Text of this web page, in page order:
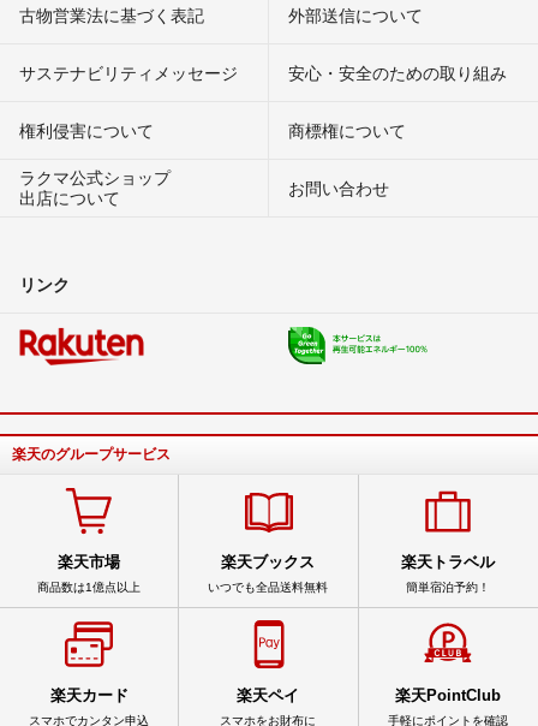
古物営業法に基づく表記 外部送信について
サステナビリティメッセージ 安心・安全のための取り組み
権利侵害について
商標権について
ラクマ公式ショップ
出店について
お問い合わせ
リンク
楽天のグループサービス
楽天市場
商品数は1億点以上
楽天ブックス
いつでも全品送料無料
楽天トラベル
簡単宿泊予約！
楽天カード
スマホでカンタン申込
楽天ペイ
スマホをお財布に
楽天PointClub
手軽にポイントを確認